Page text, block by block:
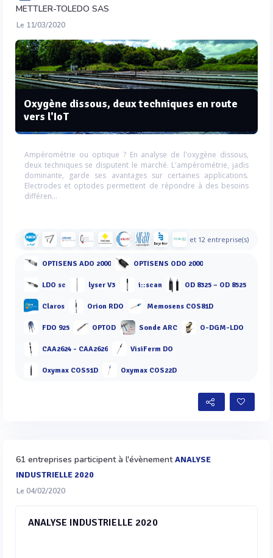
METTLER-TOLEDO SAS
Le 11/03/2020
Oxygène dissous, deux techniques en route
vers l'IoT
Ampérométrie ou optique ? En analyse de l'oxygène dissous,
deux techniques se disputent le marché. L'ampérométrie, jadis
dominante, garde ses avantages sur certaines applications.
Electrodes et optodes permettent de répondre à des besoins
différen...
et 12 entreprise(s)
OPTISENS ADO 2000 OPTISENS ODO 2000
LDO sc lyser V3 i::scan OD 8325 – OD 8525
Claros Orion RDO Memosens COS81D
FDO 925 OPTOD Sonde ARC O-DGM-LDO
CAA2624 - CAA2626 VisiFerm DO
Oxymax COS51D Oxymax COS22D
61 entreprises participent à l'évènementANALYSE
INDUSTRIELLE 2020
Le 04/02/2020
ANALYSE INDUSTRIELLE 2020